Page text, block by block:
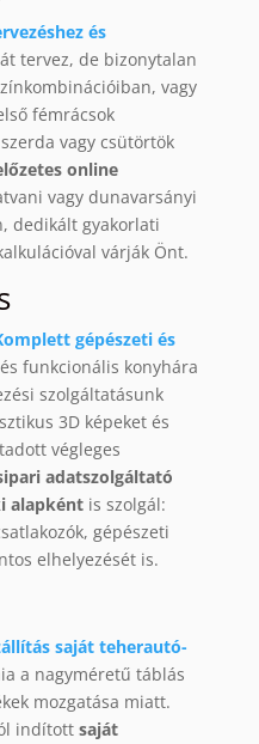
és
tervez, de bizonytalan
vagy
fémrácsok
vagy csütörtök
online
vagy dunavarsányi
dedikált gyakorlati
várják Önt.
gépészeti és
funkcionális konyhára
szolgáltatásunk
3D képeket és
végleges
adatszolgáltató
alapként is szolgál:
gépészeti
elhelyezését is.
saját teherautó-
a nagyméretű táblás
mozgatása miatt.
indított saját